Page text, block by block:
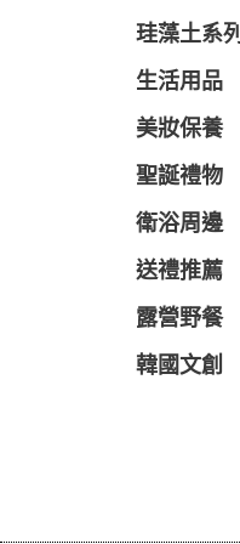
珪藻土系列
生活用品
美妝保養
聖誕禮物
衛浴周邊
送禮推薦
露營野餐
韓國文創